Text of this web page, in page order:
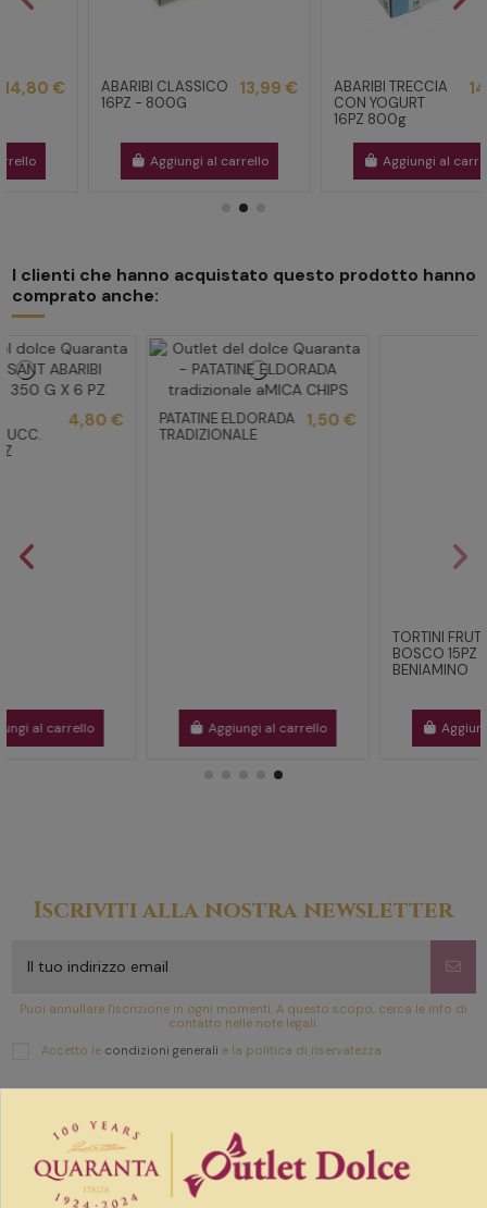
ABARIBI TRECCIA
CON YOGURT
14,80 €
Aggiungi al carrello
CROISSANT
PISTACCHIO 6PZ
5,90 €
Aggiungi al carrello
I clienti che hanno acquistato questo prodotto hanno
comprato anche:
TORTINI FRUTTI DI
BOSCO 15PZ
5,00 €
Aggiungi al carrello
11,50 €
Aggiungi al carrello
Iscriviti alla nostra newsletter
Puoi annullare l'iscrizione in ogni momenti. A questo scopo, cerca le info di
contatto nelle note legali.
Accetto le condizioni generali e la politica di riservatezza
Link utili